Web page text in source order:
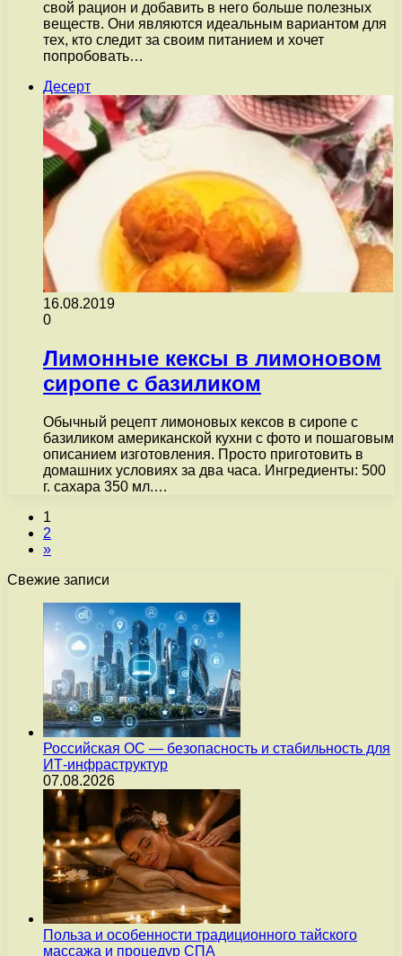
свой рацион и добавить в него больше полезных
веществ. Они являются идеальным вариантом для
тех, кто следит за своим питанием и хочет
попробовать…
Десерт
16.08.2019
0
Лимонные кексы в лимоновом
сиропе с базиликом
Обычный рецепт лимоновых кексов в сиропе с
базиликом американской кухни с фото и пошаговым
описанием изготовления. Просто приготовить в
домашних условиях за два часа. Ингредиенты: 500
г. сахара 350 мл.…
1
2
»
Свежие записи
Российская ОС — безопасность и стабильность для
ИТ-инфраструктур
07.08.2026
Польза и особенности традиционного тайского
массажа и процедур СПА